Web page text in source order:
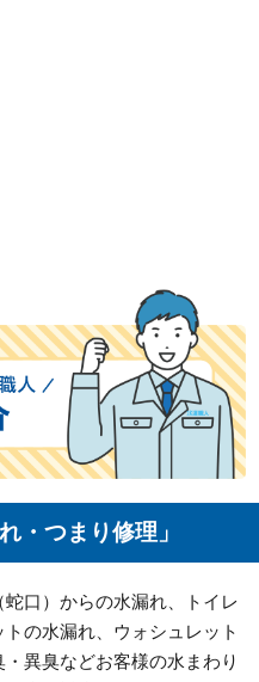
・つまり修理」
口）からの水漏れ、トイレ
の水漏れ、ウォシュレット
異臭などお客様の水まわり